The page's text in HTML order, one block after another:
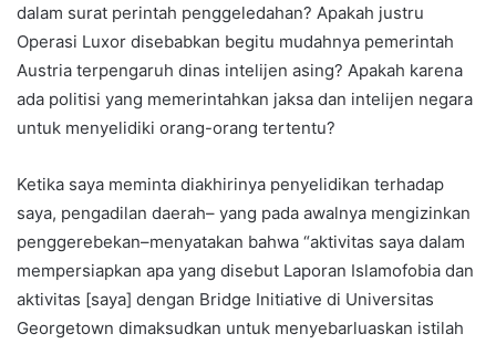
dalam surat perintah penggeledahan? Apakah justru
Operasi Luxor disebabkan begitu mudahnya pemerintah
Austria terpengaruh dinas intelijen asing? Apakah karena
ada politisi yang memerintahkan jaksa dan intelijen negara
untuk menyelidiki orang-orang tertentu?
Ketika saya meminta diakhirinya penyelidikan terhadap
saya, pengadilan daerah– yang pada awalnya mengizinkan
penggerebekan–menyatakan bahwa “aktivitas saya dalam
mempersiapkan apa yang disebut Laporan Islamofobia dan
aktivitas [saya] dengan Bridge Initiative di Universitas
Georgetown dimaksudkan untuk menyebarluaskan istilah